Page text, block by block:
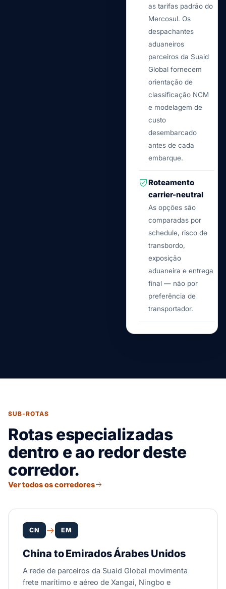
as tarifas padrão do
Mercosul. Os
despachantes
aduaneiros
parceiros da Suaid
Global fornecem
orientação de
classificação NCM
e modelagem de
custo
desembarcado
antes de cada
embarque.
Roteamento
carrier-neutral
As opções são
comparadas por
schedule, risco de
transbordo,
exposição
aduaneira e entrega
final — não por
preferência de
transportador.
SUB-ROTAS
Rotas especializadas
dentro e ao redor deste
corredor.
Ver todos os corredores
CN EM
China to Emirados Árabes Unidos
A rede de parceiros da Suaid Global movimenta
frete marítimo e aéreo de Xangai, Ningbo e